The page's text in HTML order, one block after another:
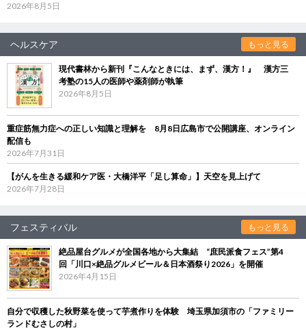
2026年8月5日
ヘルスケア もっと見る
現代書林から新刊『こんなときには、まず、漢方！』 漢方三
考塾の15人の医師や薬剤師が執筆
2026年8月5日
重症筋無力症への正しい知識と理解を 8月8日広島市で公開講座、オンライン
配信も
2026年7月31日
【がんを生きる緩和ケア医・大橋洋平「足し算命」】天空を見上げて
2026年7月28日
フェスティバル もっと見る
絶品屋台グルメが全国各地から大集結 “庶民派食フェス”第4
回「川口×絶品グルメビール＆日本酒祭り2026」を開催
2026年4月15日
自分で収穫した秋野菜を使って芋煮作りを体験 埼玉県加須市の「ファミリー
ランドむさしの村」